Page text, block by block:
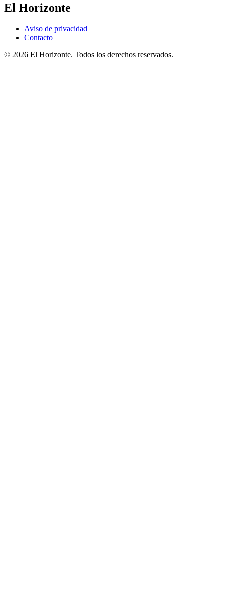
El Horizonte
Aviso de privacidad
Contacto
© 2026 El Horizonte. Todos los derechos reservados.